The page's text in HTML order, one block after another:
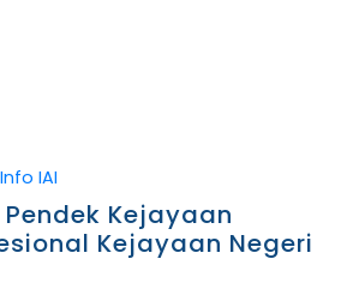
Info IAI
Kejayaan
Kejayaan Negeri